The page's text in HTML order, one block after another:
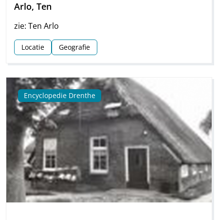
Arlo, Ten
zie: Ten Arlo
Locatie Geografie
Encyclopedie Drenthe